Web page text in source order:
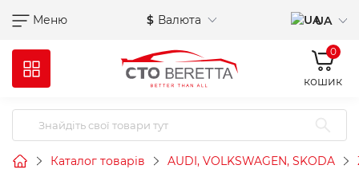
Меню $ Валюта UA
0
кошик
Каталог товарів AUDI, VOLKSWAGEN, SKODA